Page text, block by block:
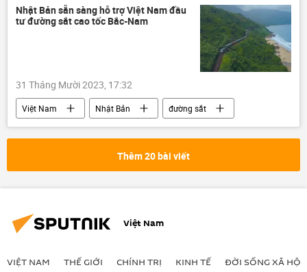
Hoa Kỳ
NATO
Quân đội Nga
phương Tây
Israel
Nhật Bản sẵn sàng hỗ trợ Việt Nam đầu
tư đường sắt cao tốc Bắc-Nam
31 Tháng Mười 2023, 17:32
Việt Nam Nhật Bản
đường sắt
cao tốc Bắc – Nam
sản xuất
xây dựng
Thêm 20 bài viết
Việt Nam
VIỆT NAM THẾ GIỚI CHÍNH TRỊ KINH TẾ ĐỜI SỐNG XÃ HỘI